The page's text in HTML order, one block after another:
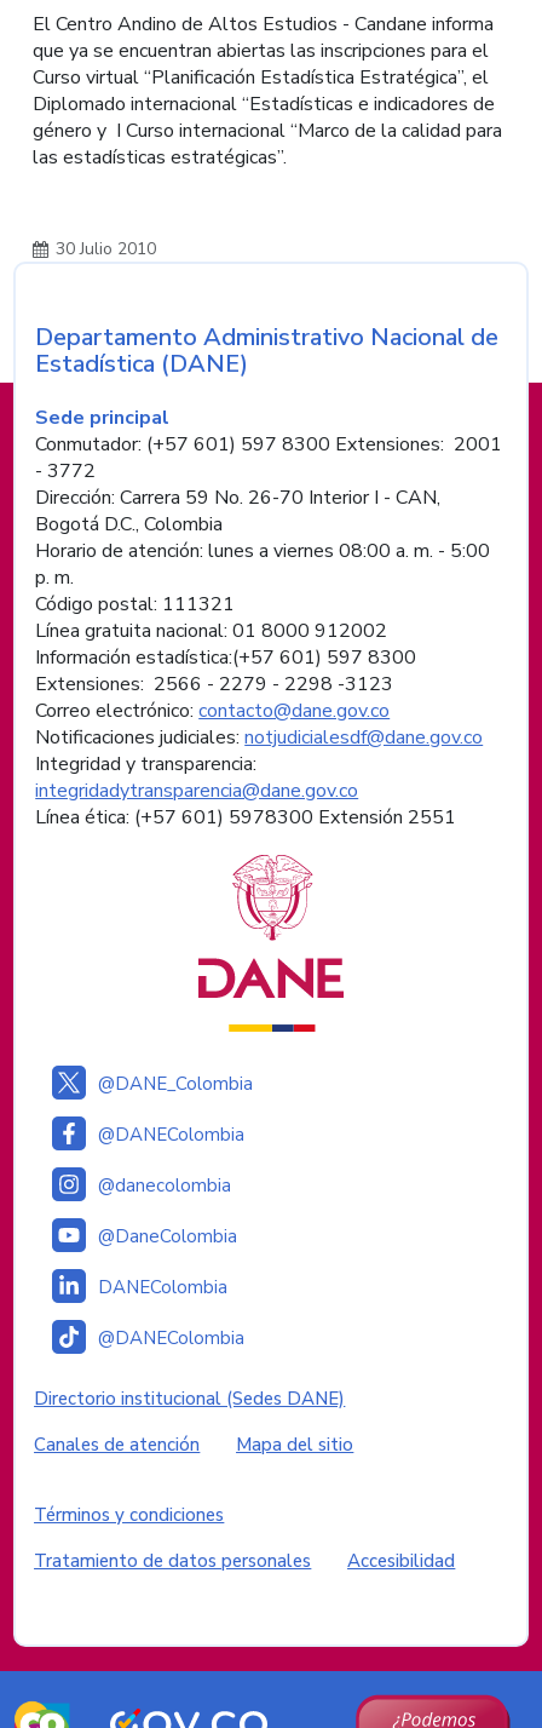
El Centro Andino de Altos Estudios - Candane informa
que ya se encuentran abiertas las inscripciones para el
Curso virtual “Planificación Estadística Estratégica”, el
Diplomado internacional “Estadísticas e indicadores de
género y I Curso internacional “Marco de la calidad para
las estadísticas estratégicas”.
30 Julio 2010
Información de pie de página
Nombre de la entidad
Departamento Administrativo Nacional de
Estadística (DANE)
Sede principal
Conmutador: (+57 601) 597 8300 Extensiones: 2001
- 3772
Dirección: Carrera 59 No. 26-70 Interior I - CAN,
Bogotá D.C., Colombia
Horario de atención: lunes a viernes 08:00 a. m. - 5:00
p. m.
Código postal: 111321
Línea gratuita nacional: 01 8000 912002
Información estadística:(+57 601) 597 8300
Extensiones: 2566 - 2279 - 2298 -3123
Correo electrónico:contacto@dane.gov.co
Notificaciones judiciales:notjudicialesdf@dane.gov.co
Integridad y transparencia:
integridadytransparencia@dane.gov.co
Línea ética: (+57 601) 5978300 Extensión 2551
Logos institucionales
@DANE_Colombia
@DANEColombia
@danecolombia
@DaneColombia
DANEColombia
@DANEColombia
Enlaces institucionales
Directorio institucional (Sedes DANE)
Canales de atención
Mapa del sitio
Enlaces del sitio
Términos y condiciones
Tratamiento de datos personales
Accesibilidad
Logos del Gobierno de Colombia
Logo
Logo